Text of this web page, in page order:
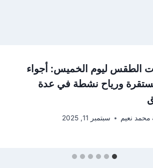
الطقس ليوم الخميس: أجواء
ورياح نشطة في عدة
محمد نعيم سبتمبر 11, 2025